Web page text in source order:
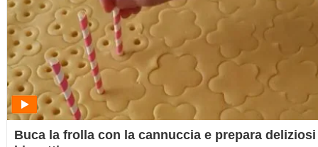
Buca la frolla con la cannuccia e prepara deliziosi